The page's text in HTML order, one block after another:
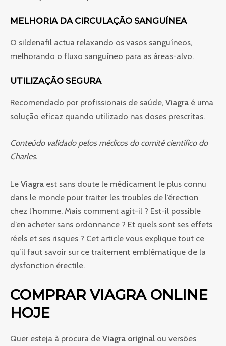
MELHORIA DA CIRCULAÇÃO SANGUÍNEA
O sildenafil actua relaxando os vasos sanguíneos,
melhorando o fluxo sanguíneo para as áreas-alvo.
UTILIZAÇÃO SEGURA
Recomendado por profissionais de saúde, Viagra é uma
solução eficaz quando utilizado nas doses prescritas.
Conteúdo validado pelos médicos do comité científico do
Charles.
Le Viagra est sans doute le médicament le plus connu
dans le monde pour traiter les troubles de l’érection
chez l’homme. Mais comment agit-il ? Est-il possible
d’en acheter sans ordonnance ? Et quels sont ses effets
réels et ses risques ? Cet article vous explique tout ce
qu’il faut savoir sur ce traitement emblématique de la
dysfonction érectile.
COMPRAR VIAGRA ONLINE
HOJE
Quer esteja à procura de Viagra original ou versões